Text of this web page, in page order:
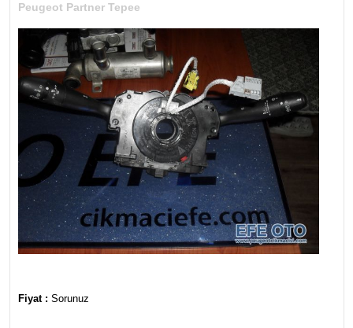
Peugeot Partner Tepee
Fiyat : Sorunuz